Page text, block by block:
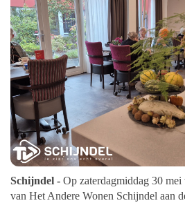
Schijndel - Op zaterdagmiddag 30
van Het Andere Wonen Schijndel aan